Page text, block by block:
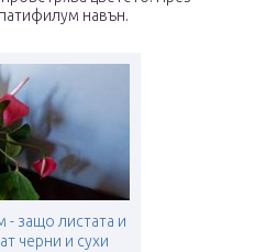
навън.
- защо листата и
черни и сухи